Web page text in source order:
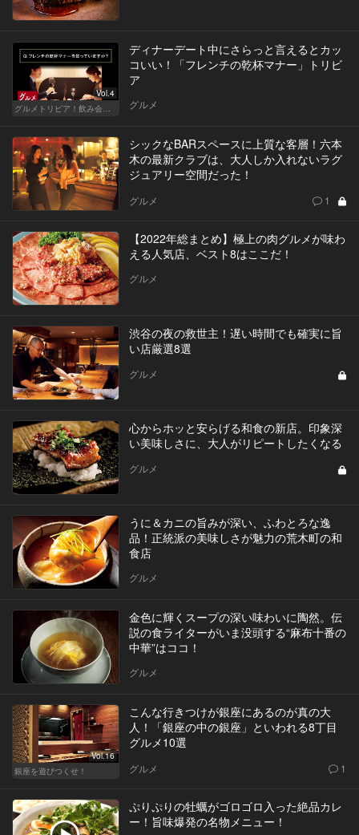
Vol.4
グルメトリビア！飲み会やデートで会話のネタになるQ＆A
ディナーデート中にさらっと言えるとカッ
コいい！「フレンチの乾杯マナー」トリビ
ア
グルメ
シックなBARスペースに上質な客層！六本
木の最新クラブは、大人しか入れないラグ
ジュアリー空間だった！
グルメ 1
【2022年総まとめ】極上の肉グルメが味わ
える人気店、ベスト8はここだ！
グルメ
渋谷の夜の救世主！遅い時間でも確実に旨
い店厳選8選
グルメ
心からホッと安らげる和食の新店。印象深
い美味しさに、大人がリピートしたくなる
グルメ
うに＆カニの旨みが深い、ふわとろな逸
品！正統派の美味しさが魅力の荒木町の和
食店
グルメ
金色に輝くスープの深い味わいに陶然。伝
説の食ライターがいま没頭する“麻布十番の
中華”はココ！
グルメ
Vol.16
銀座を遊びつくせ！
こんな行きつけが銀座にあるのが真の大
人！「銀座の中の銀座」といわれる8丁目
グルメ10選
グルメ 1
ぷりぷりの牡蠣がゴロゴロ入った絶品カレ
ー！旨味爆発の名物メニュー！